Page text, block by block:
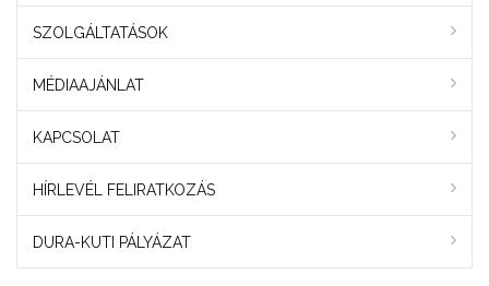
SZOLGÁLTATÁSOK
MÉDIAAJÁNLAT
KAPCSOLAT
HÍRLEVÉL FELIRATKOZÁS
DURA-KUTI PÁLYÁZAT